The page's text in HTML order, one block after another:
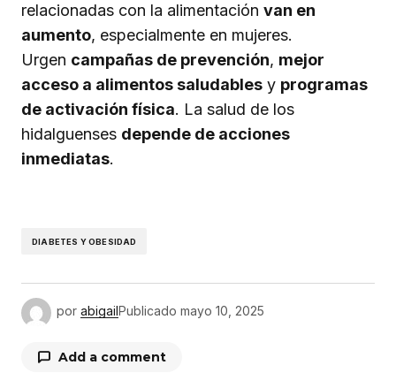
relacionadas con la alimentación van en
aumento, especialmente en mujeres.
Urgen campañas de prevención, mejor
acceso a alimentos saludables y programas
de activación física. La salud de los
hidalguenses depende de acciones
inmediatas.
DIABETES Y OBESIDAD
por abigail Publicado mayo 10, 2025
Add a comment